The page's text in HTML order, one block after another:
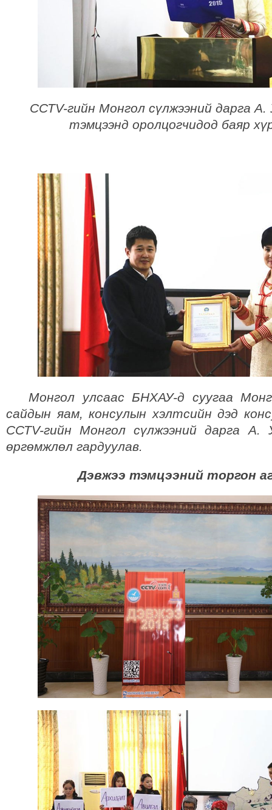
ССТV-гийн Монгол сүлжээний дарга А.
тэмцээнд оролцогчидод баяр
Монгол улсаас БНХАУ-д суугаа
сайдын яам, консулын хэлтсийн дэд
ССТV-гийн Монгол сүлжээний дарга А.
өргөмжлөл гардуулав.
Дэвжээ тэмцээний торгон